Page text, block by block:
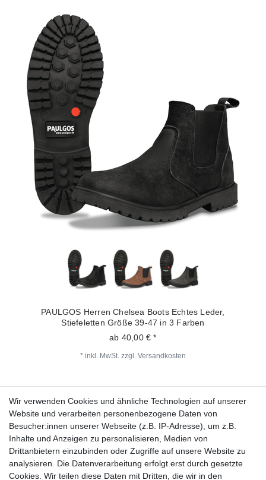
PAULGOS Herren Chelsea Boots Echtes Leder,
Stiefeletten Größe 39-47 in 3 Farben
ab 40,00 € *
* inkl. MwSt. zzgl. Versandkosten
Fragen zur Bestellung?
Zahlungsarten
Wir verwenden Cookies und ähnliche Technologien auf unserer
Website und verarbeiten personenbezogene Daten von
Besucher:innen unserer Webseite (z.B. IP-Adresse), um z.B.
Inhalte und Anzeigen zu personalisieren, Medien von
Drittanbietern einzubinden oder Zugriffe auf unsere Website zu
analysieren. Die Datenverarbeitung erfolgt erst durch gesetzte
Cookies. Wir teilen diese Daten mit Dritten, die wir in den